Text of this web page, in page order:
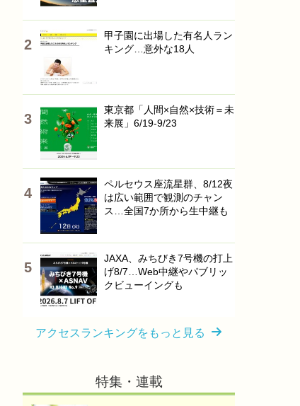
甲子園に出場した有名人ラン
キング…意外な18人
東京都「人間×自然×技術＝未
来展」6/19-9/23
ペルセウス座流星群、8/12夜
は広い範囲で観測のチャン
ス…全国7か所から生中継も
JAXA、みちびき7号機の打上
げ8/7…Web中継やパブリッ
クビューイングも
アクセスランキングをもっと見る
特集・連載